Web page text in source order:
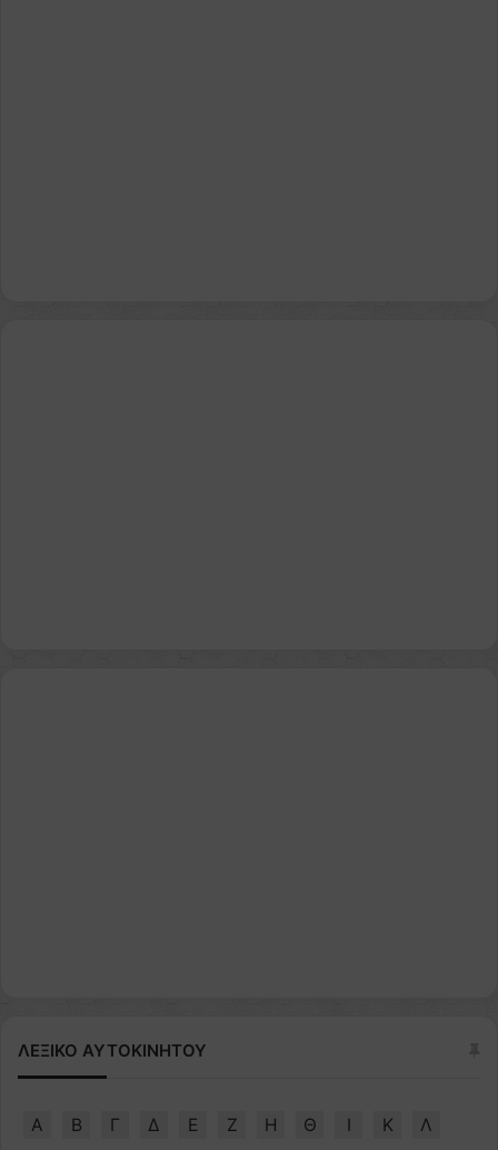
ΛΕΞΙΚΟ ΑΥΤΟΚΙΝΗΤΟΥ
Α Β Γ Δ Ε Ζ Η Θ Ι Κ Λ